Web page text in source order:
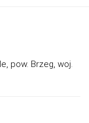
pow. Brzeg, woj.